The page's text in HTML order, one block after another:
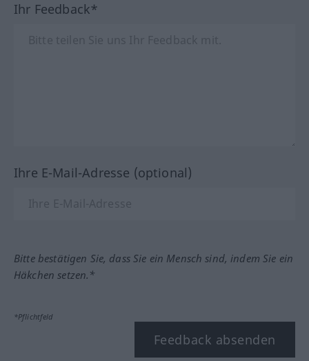
Ihr Feedback*
Ihre E-Mail-Adresse (optional)
Bitte bestätigen Sie, dass Sie ein Mensch sind, indem Sie ein
Häkchen setzen.*
*Pflichtfeld
Feedback absenden